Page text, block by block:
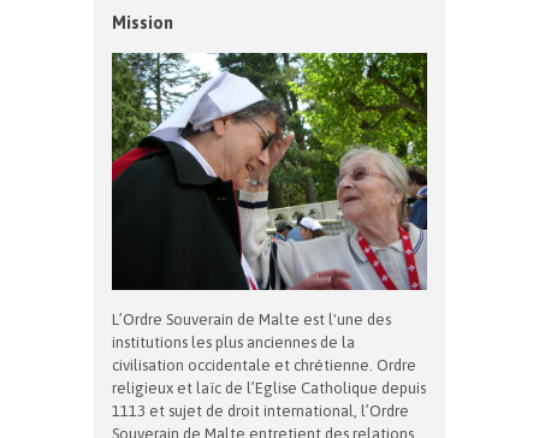
Mission
L’Ordre Souverain de Malte est l'une des
institutions les plus anciennes de la
civilisation occidentale et chrétienne. Ordre
religieux et laïc de l’Eglise Catholique depuis
1113 et sujet de droit international, l’Ordre
Souverain de Malte entretient des relations